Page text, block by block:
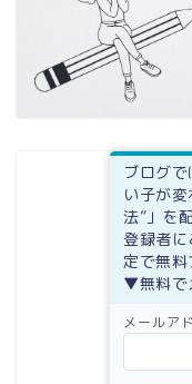
ブログ
い子が
法”」を
登録者に
定で無
▼無料で
メールア